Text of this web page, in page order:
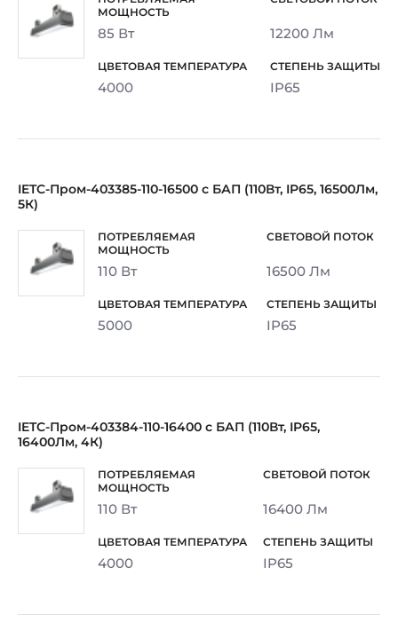
85 Вт 12200 Лм
4000 IP65
IETC-Пром-403385-110-16500 с БАП (110Вт, IP65, 16500Лм,
5К)
110 Вт 16500 Лм
5000 IP65
IETC-Пром-403384-110-16400 с БАП (110Вт, IP65,
16400Лм, 4К)
110 Вт 16400 Лм
4000 IP65